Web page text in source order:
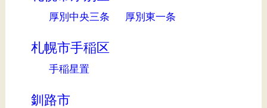
厚別中央三条 厚別東一条
札幌市手稲区
手稲星置
釧路市